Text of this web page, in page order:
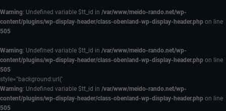
Warning: Undefined variable $tt_id in /var/www/meido-rando.net/wp-
content/plugins/wp-display-header/class-obenland-wp-display-header.php on line
505
Warning: Undefined variable $tt_id in /var/www/meido-rando.net/wp-
content/plugins/wp-display-header/class-obenland-wp-display-header.php on line
505
style="background:url('
Warning: Undefined variable $tt_id in /var/www/meido-rando.net/wp-
content/plugins/wp-display-header/class-obenland-wp-display-header.php on line
505